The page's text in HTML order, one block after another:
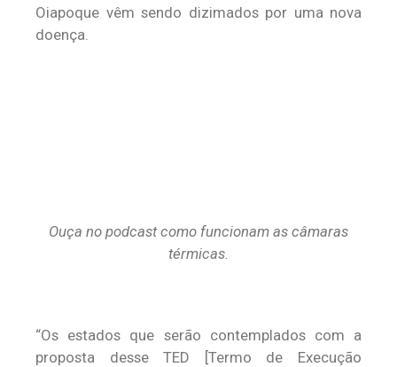
Oiapoque vêm sendo dizimados por uma nova
doença.
Ouça no podcast como funcionam as câmaras
térmicas.
“Os estados que serão contemplados com a
proposta desse TED [Termo de Execução